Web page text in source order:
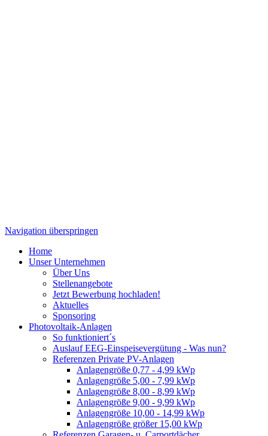
Navigation überspringen
Home
Unser Unternehmen
Über Uns
Stellenangebote
Jetzt Bewerbung hochladen!
Aktuelles
Sponsoring
Photovoltaik-Anlagen
So funktioniert´s
Auslauf EEG-Einspeisevergütung - Was nun?
Referenzen Private PV-Anlagen
Anlagengröße 0,77 - 4,99 kWp
Anlagengröße 5,00 - 7,99 kWp
Anlagengröße 8,00 - 8,99 kWp
Anlagengröße 9,00 - 9,99 kWp
Anlagengröße 10,00 - 14,99 kWp
Anlagengröße größer 15,00 kWp